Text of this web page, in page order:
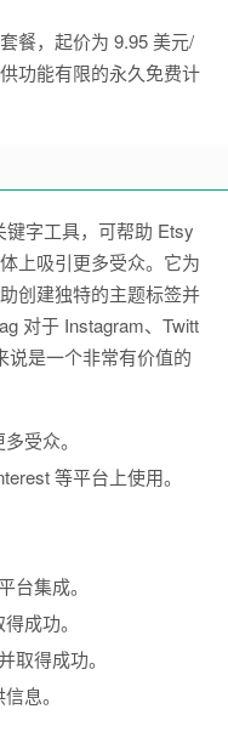
餐，起价为 9.95 美元/
功能有限的永久免费计
字工具，可帮助 Etsy
上吸引更多受众。它为
创建独特的主题标签并
对于 Instagram、Twitt
说是一个非常有价值的
受众。
等平台上使用。
台集成。
成功。
取得成功。
息。